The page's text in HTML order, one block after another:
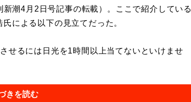
新潮4月2日号記事の転載）。ここで紹介している
による以下の見立てだった。
せるには日光を1時間以上当てないといけませ
きを読む